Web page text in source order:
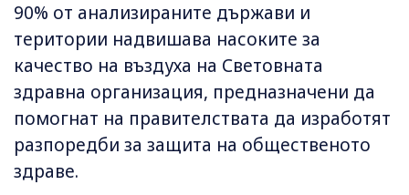
90% от анализираните държави и
територии надвишава насоките за
качество на въздуха на Световната
здравна организация, предназначени да
помогнат на правителствата да изработят
разпоредби за защита на общественото
здраве.